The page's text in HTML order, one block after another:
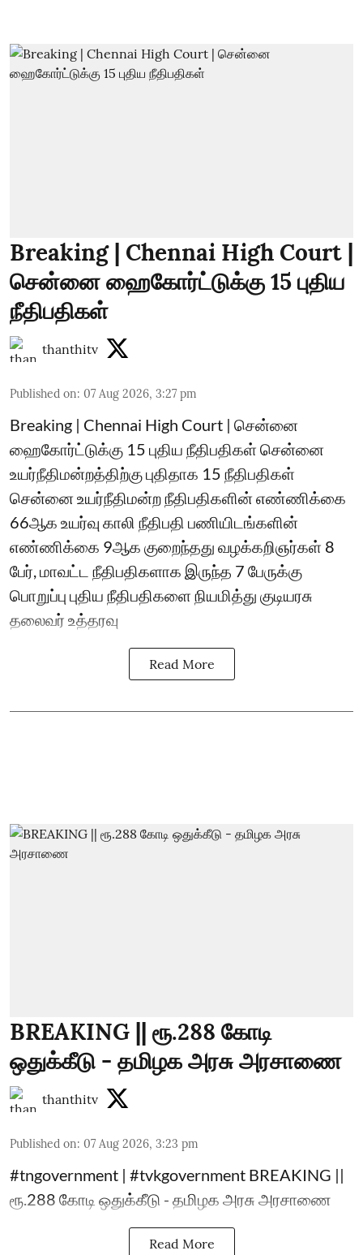
Breaking | Chennai High Court |
சென்னை ஹைகோர்ட்டுக்கு 15 புதிய
நீதிபதிகள்
thanthitv
Published on: 07 Aug 2026, 3:27 pm
Breaking | Chennai High Court | சென்னை
ஹைகோர்ட்டுக்கு 15 புதிய நீதிபதிகள் சென்னை
உயர்நீதிமன்றத்திற்கு புதிதாக 15 நீதிபதிகள்
சென்னை உயர்நீதிமன்ற நீதிபதிகளின் எண்ணிக்கை
66ஆக உயர்வு காலி நீதிபதி பணியிடங்களின்
எண்ணிக்கை 9ஆக குறைந்தது வழக்கறிஞர்கள் 8
பேர், மாவட்ட நீதிபதிகளாக இருந்த 7 பேருக்கு
பொறுப்பு புதிய நீதிபதிகளை நியமித்து குடியரசு
தலைவர் உத்தரவு
Read More
BREAKING || ரூ.288 கோடி
ஒதுக்கீடு - தமிழக அரசு அரசாணை
thanthitv
Published on: 07 Aug 2026, 3:23 pm
#tngovernment | #tvkgovernment BREAKING ||
ரூ.288 கோடி ஒதுக்கீடு - தமிழக அரசு அரசாணை
Read More